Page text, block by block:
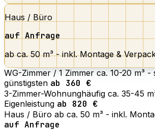
Haus / Büro
auf Anfrage
ab ca. 50 m³ - inkl. Montage &
WG-Zimmer / 1 Zimmer ca. 10-20 m³ -
günstigsten ab 360 €
3-Zimmer-Wohnunghäufig ca. 35-45
Eigenleistung ab 820 €
Haus / Büro ab ca. 50 m³ - inkl.
auf Anfrage